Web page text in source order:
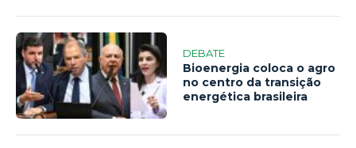
DEBATE
Bioenergia coloca o agro
no centro da transição
energética brasileira